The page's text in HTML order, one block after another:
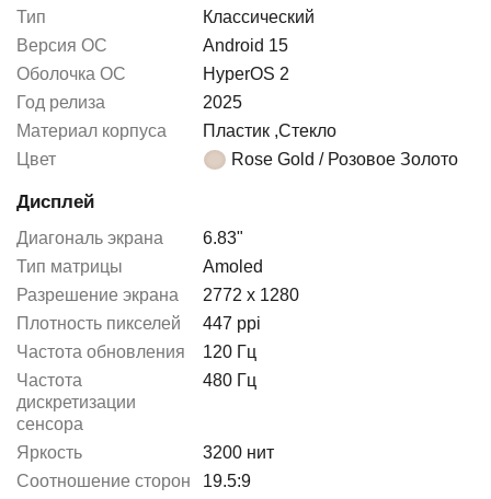
Тип
Классический
Версия ОС
Android 15
Оболочка ОС
HyperOS 2
Год релиза
2025
Материал корпуса
Пластик ,Стекло
Цвет
Rose Gold / Розовое Золото
Дисплей
Диагональ экрана
6.83"
Тип матрицы
Amoled
Разрешение экрана
2772 x 1280
Плотность пикселей
447 ppi
Частота обновления
120 Гц
Частота
дискретизации
сенсора
480 Гц
Яркость
3200 нит
Соотношение сторон
19.5:9